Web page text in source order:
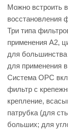
Можно встроить
восстановления
Три типа
применения A2,
для большинства
для применения
Система OPC
фильтр с
крепление,
патрубка (для
больших; для